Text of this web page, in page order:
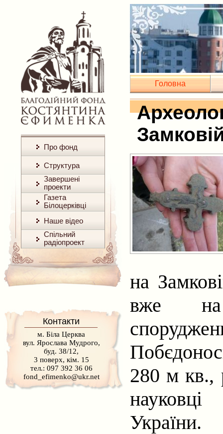
Головна
Про фонд
Структура
Завершені
проекти
Газета
Білоцерківці
Наше відео
Спільний
радіопроект
Контакти
м. Біла Церква
вул. Ярослава Мудрого,
буд. 38/12,
3 поверх, кім. 15
тел.: 097 392 36 06
fond_efimenko@ukr.net
на
вже
280 м кв.,
України.